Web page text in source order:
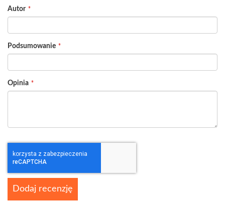
star
stars
stars
stars
stars
Autor
Podsumowanie
Opinia
Dodaj recenzję